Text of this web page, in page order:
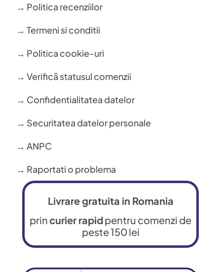
→ Politica recenziilor
→ Termeni si conditii
→ Politica cookie-uri
→ Verifică statusul comenzii
→ Confidentialitatea datelor
→ Securitatea datelor personale
→ ANPC
→ Raportati o problema
Livrare gratuita in Romania
princurier rapidpentru comenzi de
peste 150 lei